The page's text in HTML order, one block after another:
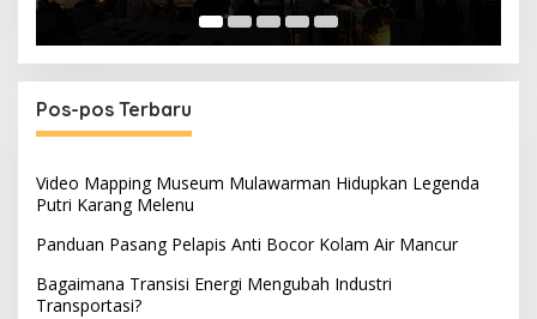
Pos-pos Terbaru
Video Mapping Museum Mulawarman Hidupkan Legenda
Putri Karang Melenu
Panduan Pasang Pelapis Anti Bocor Kolam Air Mancur
Bagaimana Transisi Energi Mengubah Industri
Transportasi?